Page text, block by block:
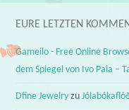
EURE LETZTEN
Gameilo - Free Online
dem Spiegel von Ivo Pala –
Dfine Jewelry zu